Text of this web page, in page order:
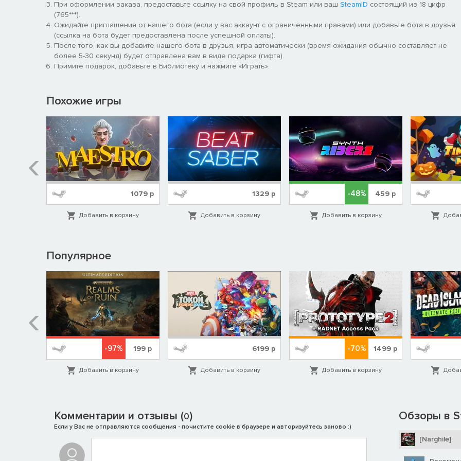
При оформлении заказа, предоставьте ссылку на свой профиль в Steam или ваш SteamID состоящий из 18 цифр
(765***).
Ожидайте приглашения от нашего бота (если у вас аккаунт с ограниченными правами) или добавьте бота в друзья
(ссылка на бота будет предоставлена после успешной оплаты).
После того, как вы добавите нашего бота в друзья, игра автоматически (время ожидания обычно составляет не
более 5-30 секунд) будет отправлена вам в виде подарка (гифта).
Примите подарок, добавьте в Библиотеку и нажмите «Играть».
Похожие игры
1079 р
Добавить в корзину
1329 р
Добавить в корзину
-48% 459р
Добавить в корзину
Популярное
-97% 199р
Добавить в корзину
6199 р
Добавить в корзину
-70% 1499р
Добавить в корзину
Комментарии и отзывы (0)
Если у Вас не отправляются сообщения - почистите cookie в браузере и авторизуйтесь заново :)
Обзоры в
[Narghile]